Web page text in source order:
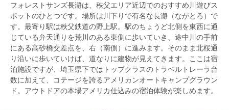
フォレストサンズ長瀞は、秩父エリア近辺でのおすすめ川遊びス
ポットのひとつです。場所は川下りで有名な長瀞（ながとろ）で
す。最寄り駅は秩父鉄道の野上駅。駅のちょうど北側を東西に通
じている弁天通りを荒川のある東側に歩いていき、途中川の手前
にある高砂橋交差点を、右（南側）に進みます。そのまま北桜通
り沿いに歩いていけば、道なりに建物が見えてきます。ここは宿
泊施設ですが、埼玉県下ではトップクラスのトラベルトレーラ台
数に加えて、コテージを誇るアメリカンオートキャンプグラウン
ド。アウトドアの本場アメリカ仕込みの宿泊体験が楽しめます。